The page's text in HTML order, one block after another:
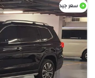
سعر جيد